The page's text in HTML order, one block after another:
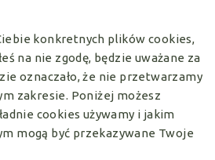
konkretnych plików cookies,
na nie zgodę, będzie uważane za
oznaczało, że nie przetwarzamy
zakresie. Poniżej możesz
cookies używamy i jakim
mogą być przekazywane Twoje